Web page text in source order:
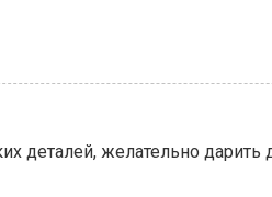
деталей, желательно